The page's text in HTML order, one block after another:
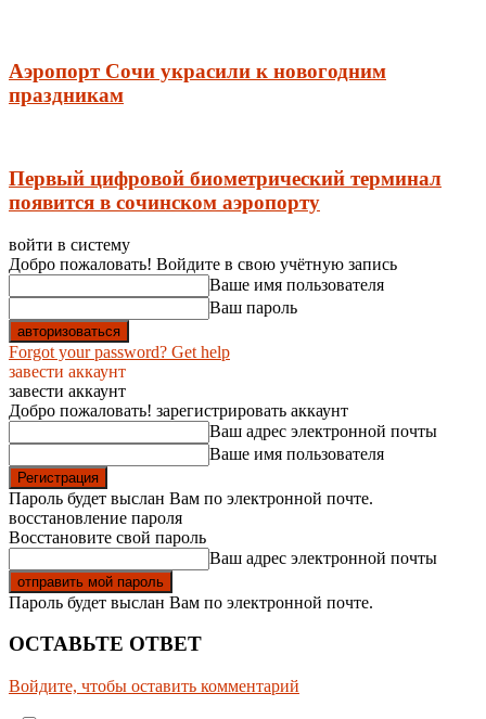
Аэропорт Сочи украсили к новогодним
праздникам
Первый цифровой биометрический терминал
появится в сочинском аэропорту
войти в систему
Добро пожаловать! Войдите в свою учётную запись
Ваше имя пользователя
Ваш пароль
Forgot your password? Get help
завести аккаунт
завести аккаунт
Добро пожаловать! зарегистрировать аккаунт
Ваш адрес электронной почты
Ваше имя пользователя
Пароль будет выслан Вам по электронной почте.
восстановление пароля
Восстановите свой пароль
Ваш адрес электронной почты
Пароль будет выслан Вам по электронной почте.
ОСТАВЬТЕ ОТВЕТ
Войдите, чтобы оставить комментарий